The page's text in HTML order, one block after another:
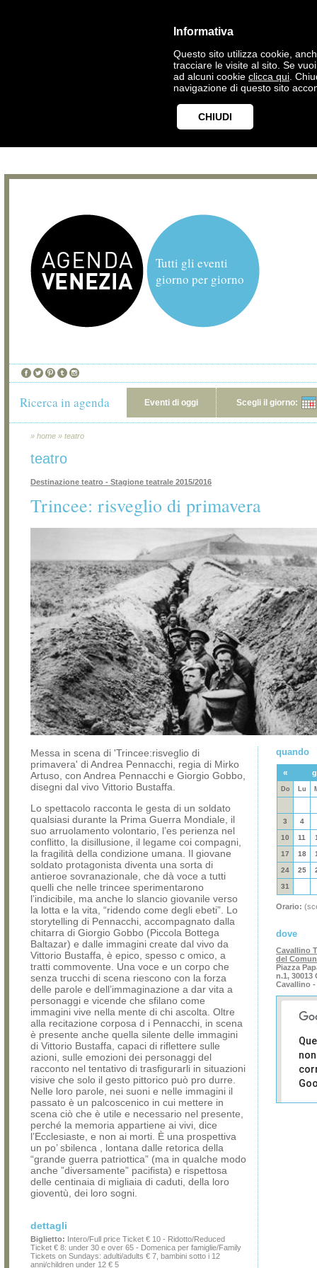
Informativa
Questo sito utilizza cookie,
tracciare le visite al sito. Se
ad alcuni cookie clicca qui .
navigazione di questo sito
CHIUDI
Tutti gli eventi
giorno per giorno
Ricerca in agenda Eventi di oggi Scegli il giorno:
» home » teatro
teatro
Destinazione teatro - Stagione teatrale 2015/2016
Trincee: risveglio di primavera
Messa in scena di 'Trincee:risveglio di
primavera' di Andrea Pennacchi, regia di Mirko
Artuso, con Andrea Pennacchi e Giorgio Gobbo,
disegni dal vivo Vittorio Bustaffa.
Lo spettacolo racconta le gesta di un soldato
qualsiasi durante la Prima Guerra Mondiale, il
suo arruolamento volontario, l’es perienza nel
conflitto, la disillusione, il legame coi compagni,
la fragilità della condizione umana. Il giovane
soldato protagonista diventa una sorta di
antieroe sovranazionale, che dà voce a tutti
quelli che nelle trincee sperimentarono
l’indicibile, ma anche lo slancio giovanile verso
la lotta e la vita, “ridendo come degli ebeti”. Lo
storytelling di Pennacchi, accompagnato dalla
chitarra di Giorgio Gobbo (Piccola Bottega
Baltazar) e dalle immagini create dal vivo da
Vittorio Bustaffa, è epico, spesso c omico, a
tratti commovente. Una voce e un corpo che
senza trucchi di scena riescono con la forza
delle parole e dell’immaginazione a dar vita a
personaggi e vicende che sfilano come
immagini vive nella mente di chi ascolta. Oltre
alla recitazione corposa d i Pennacchi, in scena
è presente anche quella silente delle immagini
di Vittorio Bustaffa, capaci di riflettere sulle
azioni, sulle emozioni dei personaggi del
racconto nel tentativo di trasfigurarli in situazioni
visive che solo il gesto pittorico può pro durre.
Nelle loro parole, nei suoni e nelle immagini il
passato è un palcoscenico in cui mettere in
scena ciò che è utile e necessario nel presente,
perché la memoria appartiene ai vivi, dice
l’Ecclesiaste, e non ai morti. È una prospettiva
un po’ sbilenca , lontana dalle retorica della
“grande guerra patriottica” (ma in qualche modo
anche ”diversamente” pacifista) e rispettosa
delle centinaia di migliaia di caduti, della loro
gioventù, dei loro sogni.
dettagli
Biglietto: Intero/Full price Ticket € 10 - Ridotto/Reduced
Ticket € 8: under 30 e over 65 - Domenica per famiglie/Family
Tickets on Sundays: adulti/adults € 7, bambini sotto i 12
anni/children under 12 € 5
quando
«
Do Lu
3 4
10 11
17 18
24 25
31
Orario:
dove
Cavallino
del
Piazza
n.1, 30013
Cavallino